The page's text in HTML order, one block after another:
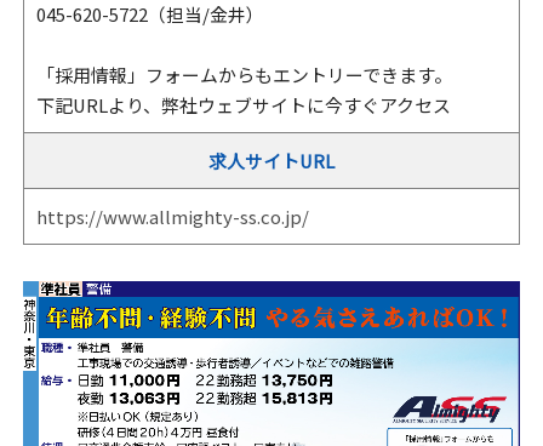
045-620-5722（担当/金井）
「採用情報」フォームからもエントリーできます。
下記URLより、弊社ウェブサイトに今すぐアクセス
求人サイトURL
https://www.allmighty-ss.co.jp/